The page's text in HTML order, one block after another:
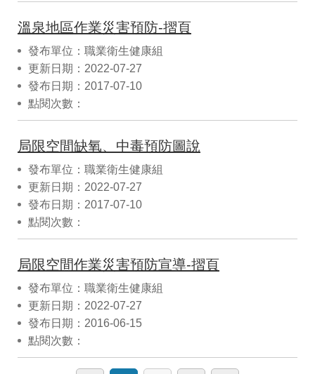
溫泉地區作業災害預防-摺頁
發布單位：職業衛生健康組
更新日期：2022-07-27
發布日期：2017-07-10
點閱次數：
局限空間缺氧、中毒預防圖說
發布單位：職業衛生健康組
更新日期：2022-07-27
發布日期：2017-07-10
點閱次數：
局限空間作業災害預防宣導-摺頁
發布單位：職業衛生健康組
更新日期：2022-07-27
發布日期：2016-06-15
點閱次數：